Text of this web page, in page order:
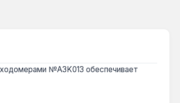
№A3K013 обеспечивает